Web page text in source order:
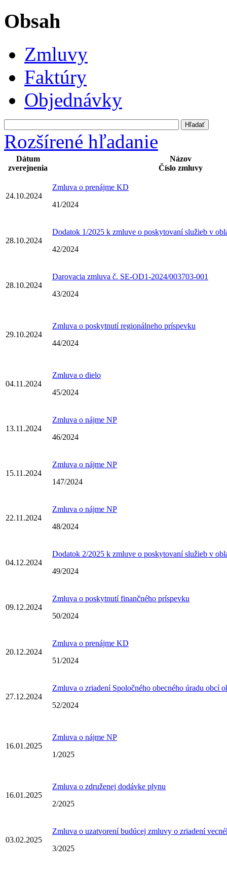
Obsah
Zmluvy
Faktúry
Objednávky
Rozšírené hľadanie
Dátum
zverejnenia
Názov
Číslo zmluvy
24.10.2024
Zmluva o prenájme KD
41/2024
28.10.2024
Dodatok 1/2025 k zmluve o poskytovaní služieb v
42/2024
28.10.2024
Darovacia zmluva č. SE-OD1-2024/003703-001
43/2024
29.10.2024
Zmluva o poskytnutí regionálneho príspevku
44/2024
04.11.2024
Zmluva o dielo
45/2024
13.11.2024
Zmluva o nájme NP
46/2024
15.11.2024
Zmluva o nájme NP
147/2024
22.11.2024
Zmluva o nájme NP
48/2024
04.12.2024
Dodatok 2/2025 k zmluve o poskytovaní služieb v
49/2024
09.12.2024
Zmluva o poskytnutí finančného príspevku
50/2024
20.12.2024
Zmluva o prenájme KD
51/2024
27.12.2024
Zmluva o zriadení Spoločného obecného úradu obcí
52/2024
16.01.2025
Zmluva o nájme NP
1/2025
16.01.2025
Zmluva o združenej dodávke plynu
2/2025
03.02.2025
Zmluva o uzatvorení budúcej zmluvy o zriadení
3/2025